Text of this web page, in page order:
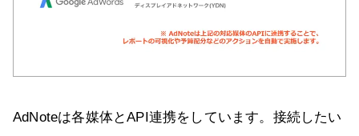
AdNoteは各媒体とAPI連携をしています。接続したい